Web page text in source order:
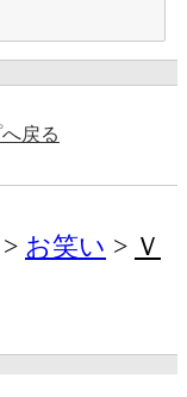
戻る
お笑い
Ｖ